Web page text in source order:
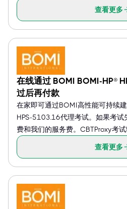
查看更多
在线通过 BOMI BOMI-HP®
过后再付款
在家即可通过BOMI高性能可持续
HPS-5103.16代理考试。如果考试
费和我们的服务费。CBTProxy考试
查看更多